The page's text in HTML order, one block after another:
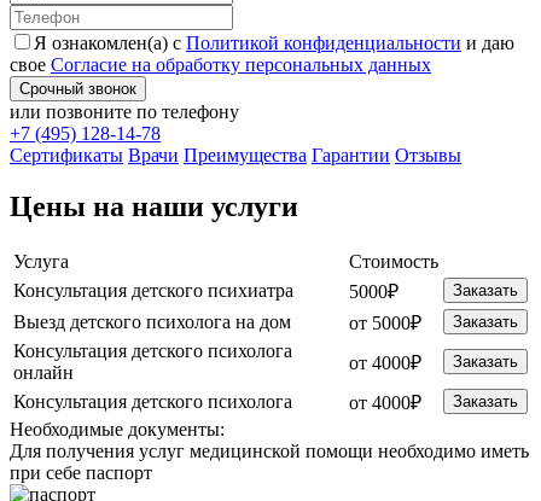
Я ознакомлен(а) с Политикой конфиденциальности и даю
свое Согласие на обработку персональных данных
Срочный звонок
или позвоните по телефону
+7 (495) 128-14-78
Cертификаты Врачи Преимущества Гарантии Отзывы
Цены на наши услуги
Услуга
Стоимость
Консультация детского психиатра
5000₽ Заказать
Выезд детского психолога на дом от 5000₽ Заказать
Консультация детского психолога
онлайн
от 4000₽ Заказать
Консультация детского психолога от 4000₽ Заказать
Необходимые документы:
Для получения услуг медицинской помощи необходимо иметь
при себе паспорт